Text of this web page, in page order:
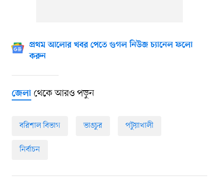
প্রথম আলোর খবর পেতে গুগল নিউজ চ্যানেল ফলো
করুন
জেলাথেকে আরও পড়ুন
বরিশাল বিভাগ ভাঙচুর পটুয়াখালী
নির্বাচন